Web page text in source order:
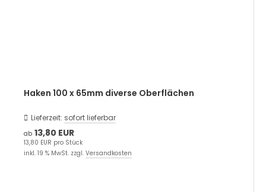
Haken 100 x 65mm diverse Oberflächen
Lieferzeit: sofort lieferbar
ab 13,80 EUR
13,80 EUR pro Stück
inkl. 19 % MwSt. zzgl. Versandkosten